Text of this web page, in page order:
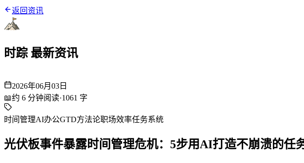
返回资讯
时踪 最新资讯
2026年06月03日
📖约 6 分钟阅读·1061 字
时间管理AI办公GTD方法论职场效率任务系统
光伏板事件暴露时间管理危机：5步用AI打造不崩溃的任